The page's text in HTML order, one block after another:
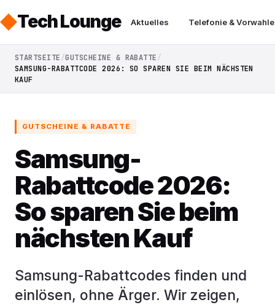
Tech Lounge Aktuelles Telefonie &
STARTSEITE GUTSCHEINE & RABATTE
SAMSUNG-RABATTCODE 2026: SO SPAREN SIE BEIM NÄCHSTEN
KAUF
GUTSCHEINE & RABATTE
Samsung-
Rabattcode 2026:
So sparen Sie beim
nächsten Kauf
Samsung-Rabattcodes finden und
einlösen, ohne Ärger. Wir zeigen,